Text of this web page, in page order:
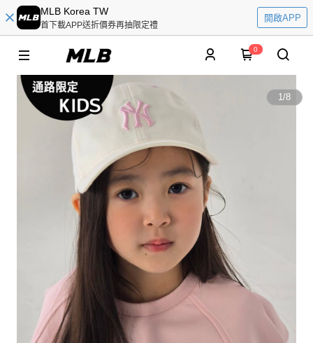
MLB Korea TW
首下載APP送折價券再抽限定禮
開啟APP
0
1/8